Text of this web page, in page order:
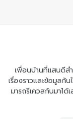
เพื่อนบ้านที่แสนดีส
เรื่องราวและข้อมูลกัน
มารถรีเควสกันมาได้